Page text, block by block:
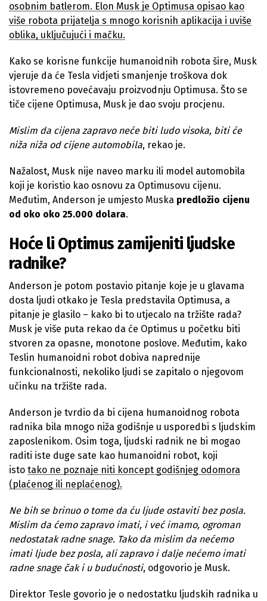
osobnim batlerom. Elon Musk je Optimusa opisao kao
više robota prijatelja s mnogo korisnih aplikacija i uviše
oblika, uključujući i mačku.
Kako se korisne funkcije humanoidnih robota šire, Musk
vjeruje da će Tesla vidjeti smanjenje troškova dok
istovremeno povećavaju proizvodnju Optimusa. Što se
tiče cijene Optimusa, Musk je dao svoju procjenu.
Mislim da cijena zapravo neće biti ludo visoka, biti će
niža niža od cijene automobila, rekao je.
Nažalost, Musk nije naveo marku ili model automobila
koji je koristio kao osnovu za Optimusovu cijenu.
Međutim, Anderson je umjesto Muska predložio cijenu
od oko oko 25.000 dolara.
Hoće li Optimus zamijeniti ljudske
radnike?
Anderson je potom postavio pitanje koje je u glavama
dosta ljudi otkako je Tesla predstavila Optimusa, a
pitanje je glasilo – kako bi to utjecalo na tržište rada?
Musk je više puta rekao da će Optimus u početku biti
stvoren za opasne, monotone poslove. Međutim, kako
Teslin humanoidni robot dobiva naprednije
funkcionalnosti, nekoliko ljudi se zapitalo o njegovom
učinku na tržište rada.
Anderson je tvrdio da bi cijena humanoidnog robota
radnika bila mnogo niža godišnje u usporedbi s ljudskim
zaposlenikom. Osim toga, ljudski radnik ne bi mogao
raditi iste duge sate kao humanoidni robot, koji
isto tako ne poznaje niti koncept godišnjeg odomora
(plaćenog ili neplaćenog).
Ne bih se brinuo o tome da ću ljude ostaviti bez posla.
Mislim da ćemo zapravo imati, i već imamo, ogroman
nedostatak radne snage. Tako da mislim da nećemo
imati ljude bez posla, ali zapravo i dalje nećemo imati
radne snage čak i u budućnosti, odgovorio je Musk.
Direktor Tesle govorio je o nedostatku ljudskih radnika u